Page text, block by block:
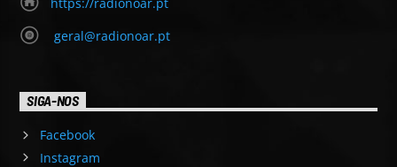
geral@radionoar.pt
SIGA-NOS
Facebook
Instagram